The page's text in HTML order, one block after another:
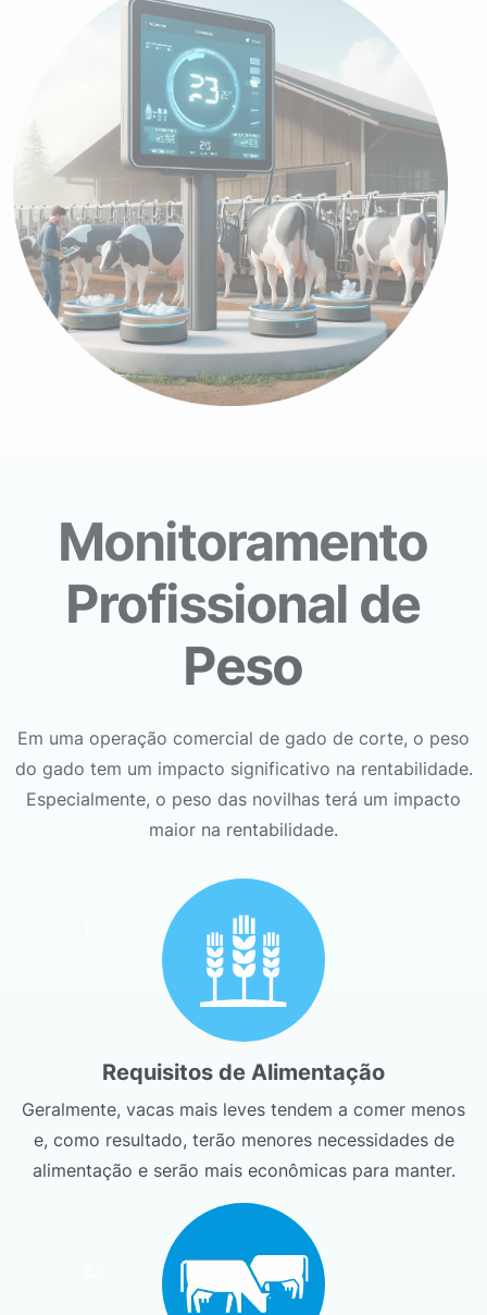
Monitoramento
Profissional de
Peso
Em uma operação comercial de gado de corte, o peso
do gado tem um impacto significativo na rentabilidade.
Especialmente, o peso das novilhas terá um impacto
maior na rentabilidade.
Requisitos de Alimentação
Geralmente, vacas mais leves tendem a comer menos
e, como resultado, terão menores necessidades de
alimentação e serão mais econômicas para manter.